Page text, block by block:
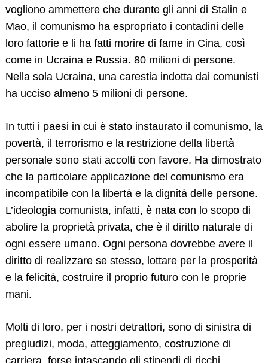
vogliono ammettere che durante gli anni di Stalin e
Mao, il comunismo ha espropriato i contadini delle
loro fattorie e li ha fatti morire di fame in Cina, così
come in Ucraina e Russia. 80 milioni di persone.
Nella sola Ucraina, una carestia indotta dai comunisti
ha ucciso almeno 5 milioni di persone.
In tutti i paesi in cui è stato instaurato il comunismo, la
povertà, il terrorismo e la restrizione della libertà
personale sono stati accolti con favore. Ha dimostrato
che la particolare applicazione del comunismo era
incompatibile con la libertà e la dignità delle persone.
L’ideologia comunista, infatti, è nata con lo scopo di
abolire la proprietà privata, che è il diritto naturale di
ogni essere umano. Ogni persona dovrebbe avere il
diritto di realizzare se stesso, lottare per la prosperità
e la felicità, costruire il proprio futuro con le proprie
mani.
Molti di loro, per i nostri detrattori, sono di sinistra di
pregiudizi, moda, atteggiamento, costruzione di